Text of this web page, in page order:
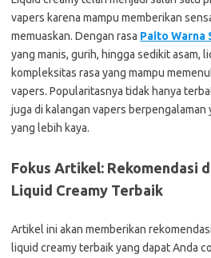
vapers karena mampu memberikan
memuaskan. Dengan rasa Paito Warna
yang manis, gurih, hingga sedikit asam,
kompleksitas rasa yang mampu
vapers. Popularitasnya tidak hanya
juga di kalangan vapers berpengalaman
yang lebih kaya.
Fokus Artikel: Rekomendasi
Liquid Creamy Terbaik
Artikel ini akan memberikan
liquid creamy terbaik yang dapat Anda